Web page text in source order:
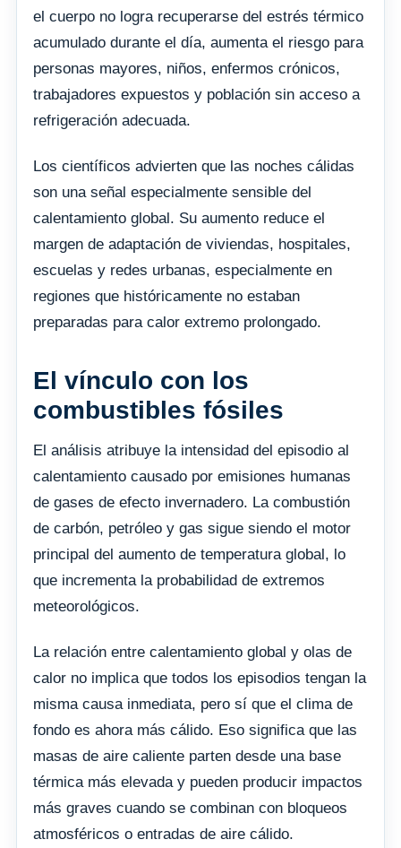
el cuerpo no logra recuperarse del estrés térmico
acumulado durante el día, aumenta el riesgo para
personas mayores, niños, enfermos crónicos,
trabajadores expuestos y población sin acceso a
refrigeración adecuada.
Los científicos advierten que las noches cálidas
son una señal especialmente sensible del
calentamiento global. Su aumento reduce el
margen de adaptación de viviendas, hospitales,
escuelas y redes urbanas, especialmente en
regiones que históricamente no estaban
preparadas para calor extremo prolongado.
El vínculo con los
combustibles fósiles
El análisis atribuye la intensidad del episodio al
calentamiento causado por emisiones humanas
de gases de efecto invernadero. La combustión
de carbón, petróleo y gas sigue siendo el motor
principal del aumento de temperatura global, lo
que incrementa la probabilidad de extremos
meteorológicos.
La relación entre calentamiento global y olas de
calor no implica que todos los episodios tengan la
misma causa inmediata, pero sí que el clima de
fondo es ahora más cálido. Eso significa que las
masas de aire caliente parten desde una base
térmica más elevada y pueden producir impactos
más graves cuando se combinan con bloqueos
atmosféricos o entradas de aire cálido.